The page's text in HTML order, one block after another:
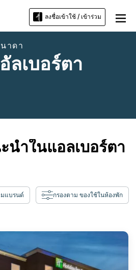
ลงชื่อเข้าใช้ / เข้าร่วม
าดา
ลเบอร์ตา
นำในแอลเบอร์ตา
มแบรนด์ กรองตาม ของใช้ในห้องพัก